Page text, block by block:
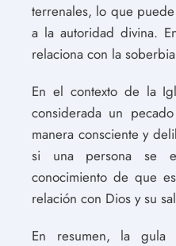
terrenales, lo que
a la autoridad divina.
relaciona con la
En el contexto de la
considerada un
manera consciente y
si una persona se
conocimiento de que
relación con Dios y su
En resumen, la